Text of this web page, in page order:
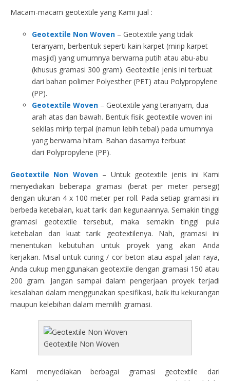
Macam-macam geotextile yang Kami jual :
Geotextile Non Woven – Geotextile yang tidak
teranyam, berbentuk seperti kain karpet (mirip karpet
masjid) yang umumnya berwarna putih atau abu-abu
(khusus gramasi 300 gram). Geotextile jenis ini terbuat
dari bahan polimer Polyesther (PET) atau Polypropylene
(PP).
Geotextile Woven – Geotextile yang teranyam, dua
arah atas dan bawah. Bentuk fisik geotextile woven ini
sekilas mirip terpal (namun lebih tebal) pada umumnya
yang berwarna hitam. Bahan dasarnya terbuat
dari Polypropylene (PP).
Geotextile Non Woven– Untuk geotextile jenis ini Kami
menyediakan beberapa gramasi (berat per meter persegi)
dengan ukuran 4 x 100 meter per roll. Pada setiap gramasi ini
berbeda ketebalan, kuat tarik dan kegunaannya. Semakin tinggi
gramasi geotextile tersebut, maka semakin tinggi pula
ketebalan dan kuat tarik geotextilenya. Nah, gramasi ini
menentukan kebutuhan untuk proyek yang akan Anda
kerjakan. Misal untuk curing / cor beton atau aspal jalan raya,
Anda cukup menggunakan geotextile dengan gramasi 150 atau
200 gram. Jangan sampai dalam pengerjaan proyek terjadi
kesalahan dalam menggunakan spesifikasi, baik itu kekurangan
maupun kelebihan dalam memilih gramasi.
Geotextile Non Woven
Kami menyediakan berbagai gramasi geotextile dari